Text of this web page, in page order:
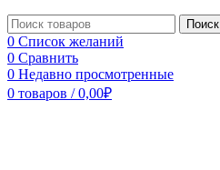
Поиск
0 Список желаний
0 Сравнить
0 Недавно просмотренные
0 товаров / 0,00₽